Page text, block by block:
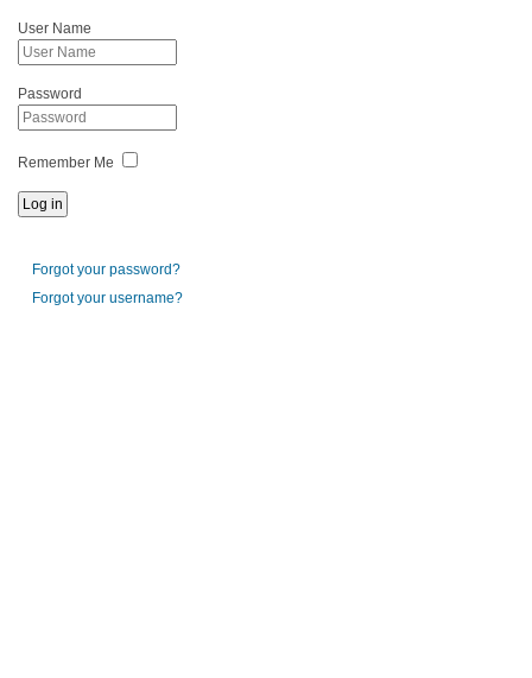
User Name
Password
Remember Me
Forgot your password?
Forgot your username?